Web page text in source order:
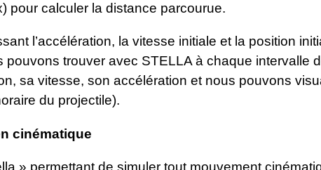
pour calculer la distance parcourue.
l’accélération, la vitesse initiale et la position
pouvons trouver avec STELLA à chaque intervalle
sa vitesse, son accélération et nous pouvons
du projectile).
cinématique
» permettant de simuler tout mouvement